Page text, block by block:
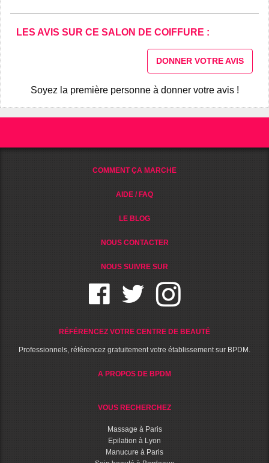
LES AVIS SUR CE SALON DE COIFFURE :
DONNER VOTRE AVIS
Soyez la première personne à donner votre avis !
COMMENT ÇA MARCHE
AIDE / FAQ
LE BLOG
NOUS CONTACTER
NOUS SUIVRE SUR
RÉFÉRENCEZ VOTRE CENTRE DE BEAUTÉ
Professionnels, référencez gratuitement votre établissement sur BPDM.
A PROPOS DE BPDM
VOUS RECHERCHEZ
Massage à Paris
Epilation à Lyon
Manucure à Paris